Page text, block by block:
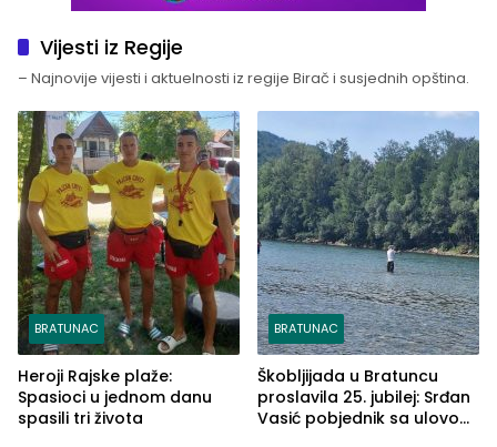
Vijesti iz Regije
– Najnovije vijesti i aktuelnosti iz regije Birač i susjednih opština.
BRATUNAC
Heroji Rajske plaže:
Spasioci u jednom danu
spasili tri života
BRATUNAC
Škobljijada u Bratuncu
proslavila 25. jubilej: Srđan
Vasić pobjednik sa ulovom